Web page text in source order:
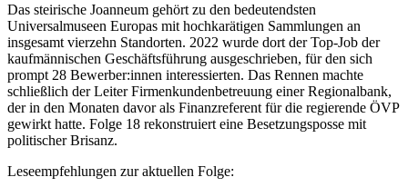
Das steirische Joanneum gehört zu den bedeutendsten
Universalmuseen Europas mit hochkarätigen Sammlungen an
insgesamt vierzehn Standorten. 2022 wurde dort der Top-Job der
kaufmännischen Geschäftsführung ausgeschrieben, für den sich
prompt 28 Bewerber:innen interessierten. Das Rennen machte
schließlich der Leiter Firmenkundenbetreuung einer Regionalbank,
der in den Monaten davor als Finanzreferent für die regierende ÖVP
gewirkt hatte. Folge 18 rekonstruiert eine Besetzungsposse mit
politischer Brisanz.
Leseempfehlungen zur aktuellen Folge: